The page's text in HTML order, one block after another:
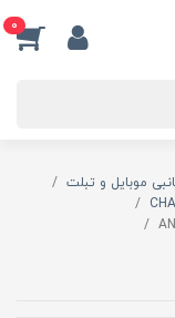
0
موبایل و تبلت